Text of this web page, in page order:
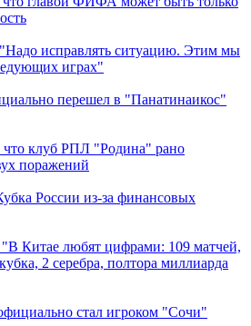
исправлять ситуацию. Этим мы
играх"
перешел в "Панатинаикос"
что клуб РПЛ "Родина" рано
поражений
России из-за финансовых
Китае любят цифрами: 109 матчей,
2 серебра, полтора миллиарда
стал игроком "Сочи"